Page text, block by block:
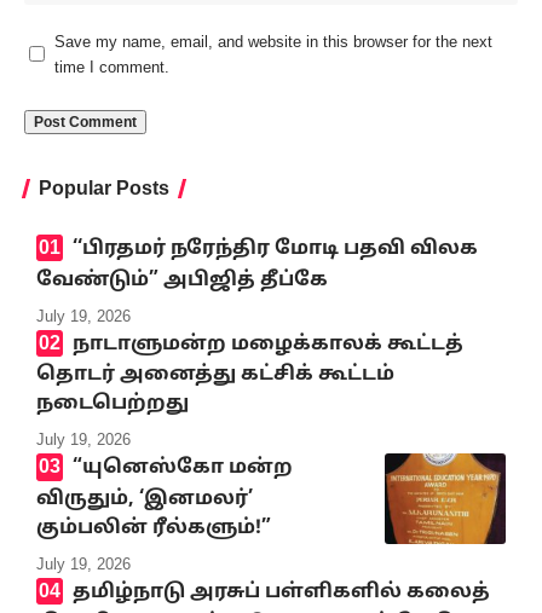
Save my name, email, and website in this browser for the next
time I comment.
Popular Posts
‘‘பிரதமர் நரேந்திர மோடி பதவி விலக
வேண்டும்” அபிஜித் தீப்கே
July 19, 2026
நாடாளுமன்ற மழைக்காலக் கூட்டத்
தொடர் அனைத்து கட்சிக் கூட்டம்
நடைபெற்றது
July 19, 2026
“யுனெஸ்கோ மன்ற
விருதும், ‘இனமலர்’
கும்பலின் ரீல்களும்!”
July 19, 2026
தமிழ்நாடு அரசுப் பள்ளிகளில் கலைத்